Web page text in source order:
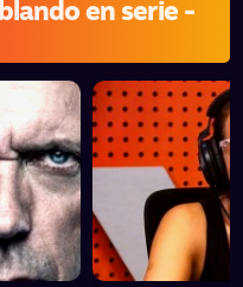
en serie -